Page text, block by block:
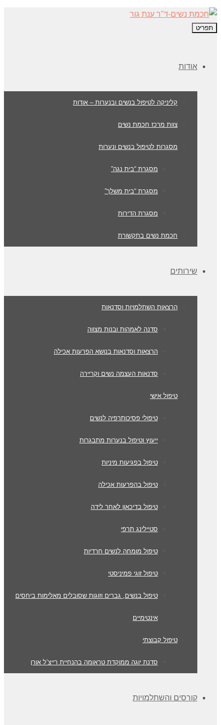
תפריט
אודות
קליניקה לטיפול בנשים ובנערות – אודות
צוות מרכז חכמת נשים
מסגרות לטיפול בנשים ונערות
מסגרת “בית נגה”
מסגרת “בית משלך”
מסגרת הדירות
חכמת נשים בתקשורת
שירותים
הרצאות השתלמויות וסדנאות
סדנה לאמהות ובנות מצווה
הרצאות וסדנאות בנושא הפרעות אכילה
סדנאות העצמה נשים וקריירה
טיפול אישי
טיפולי פסיכותרפיה לנשים
ייעוץ וטיפול בנערות מתבגרות
טיפול בפגיעות מיניות
טיפול בהפרעות אכילה
טיפול בדיכאון לאחר לידה
סטיילינג תרפי
טיפול מומחה לנשים חרדיות
טיפול זוגי פמיניסטי
טיפול בנשים, גברים וזוגות שסובלים מאלימות ביחסים
אינטימיים
טיפול קבוצתי
סדנת יוגה ממוקדת טראומה בהנחיית רייצ’ל אורן
קורסים והשתלמויות